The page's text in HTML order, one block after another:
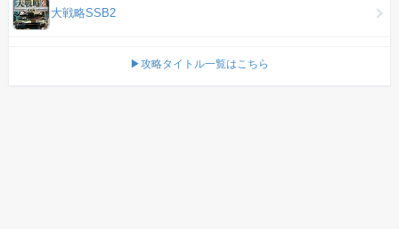
大戦略SSB2
▶攻略タイトル一覧はこちら